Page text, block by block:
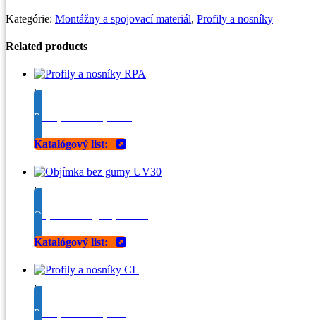
Kategórie: Montážny a spojovací materiál, Profily a nosníky
Related products
,
Profily a nosníky RPA
Katalógový list:
,
Objímka bez gumy UV30
Katalógový list:
,
Profily a nosníky CL